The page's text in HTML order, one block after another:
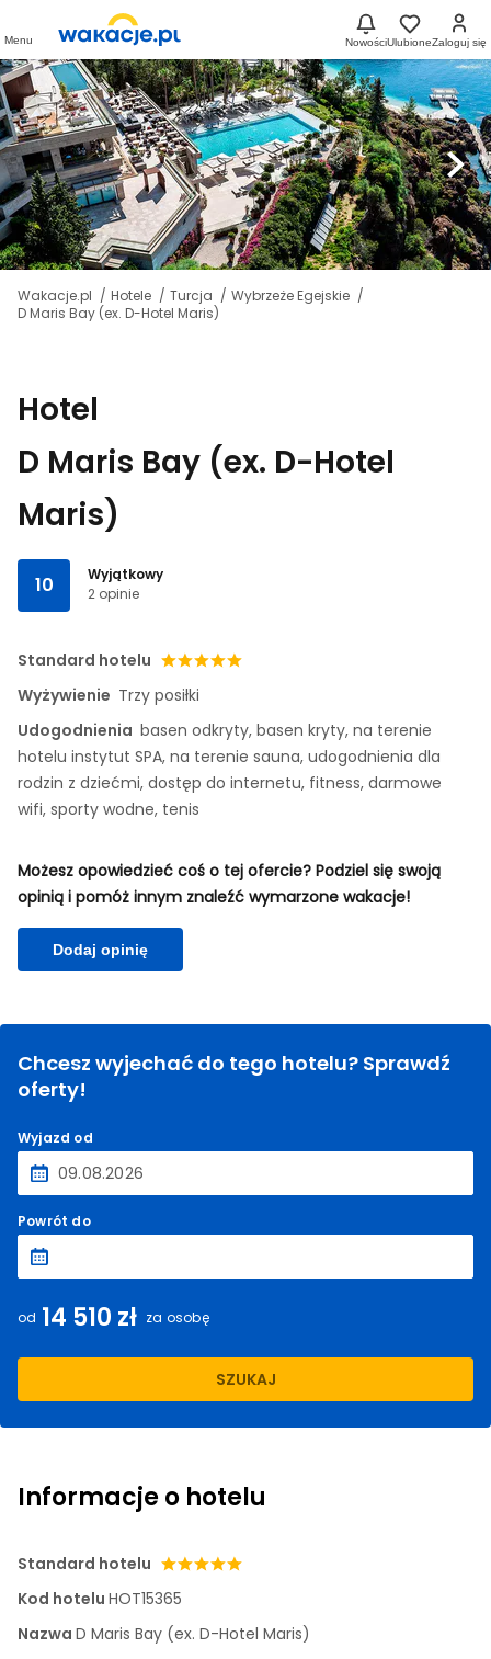
Menu NowościUlubioneZaloguj się
Wakacje.pl Hotele Turcja
Wybrzeże Egejskie
D Maris Bay (ex. D-Hotel Maris)
Hotel
D Maris Bay (ex. D-Hotel
Maris)
10
Wyjątkowy
2 opinie
Standard hotelu
Wyżywienie Trzy posiłki
Udogodnienia basen odkryty, basen kryty, na terenie
hotelu instytut SPA, na terenie sauna, udogodnienia dla
rodzin z dziećmi, dostęp do internetu, fitness, darmowe
wifi, sporty wodne, tenis
Możesz opowiedzieć coś o tej ofercie? Podziel się swoją
opinią i pomóż innym znaleźć wymarzone wakacje!
Dodaj opinię
Chcesz wyjechać do tego hotelu? Sprawdź
oferty!
Wyjazd od
Powrót do
od 14 510 zł za osobę
SZUKAJ
Informacje o hotelu
Standard hotelu
Kod hotelu HOT15365
Nazwa D Maris Bay (ex. D-Hotel Maris)